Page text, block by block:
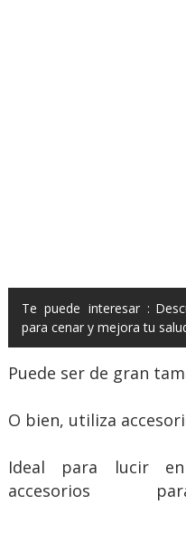
Te puede interesar :
para cenar y mejora tu
Puede ser de gran
O bien, utiliza
Ideal para lucir
accesorios